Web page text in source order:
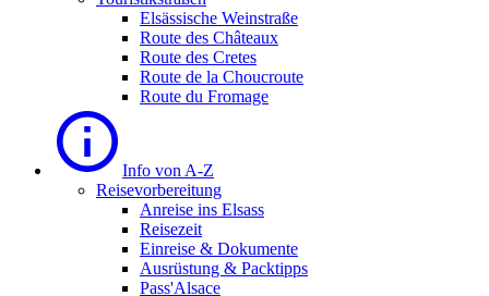
Elsässische Weinstraße
Route des Châteaux
Route des Cretes
Route de la Choucroute
Route du Fromage
Info von A-Z
Reisevorbereitung
Anreise ins Elsass
Reisezeit
Einreise & Dokumente
Ausrüstung & Packtipps
Pass'Alsace